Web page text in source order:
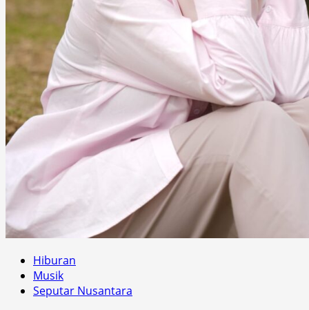
Hiburan
Musik
Seputar Nusantara